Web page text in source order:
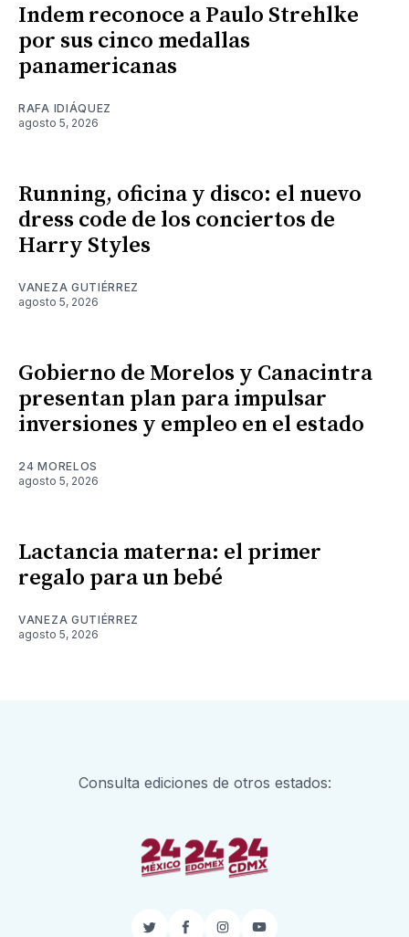
Indem reconoce a Paulo Strehlke
por sus cinco medallas
panamericanas
RAFA IDIÁQUEZ
agosto 5, 2026
Running, oficina y disco: el nuevo
dress code de los conciertos de
Harry Styles
VANEZA GUTIÉRREZ
agosto 5, 2026
Gobierno de Morelos y Canacintra
presentan plan para impulsar
inversiones y empleo en el estado
24 MORELOS
agosto 5, 2026
Lactancia materna: el primer
regalo para un bebé
VANEZA GUTIÉRREZ
agosto 5, 2026
Consulta ediciones de otros estados: